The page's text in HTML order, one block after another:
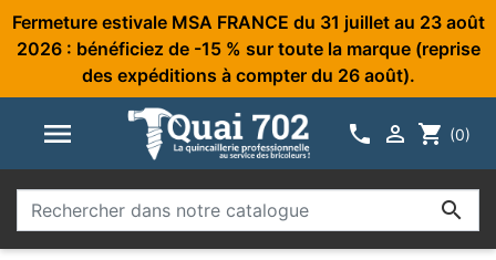
Fermeture estivale MSA FRANCE du 31 juillet au 23 août
2026 : bénéficiez de -15 % sur toute la marque (reprise
des expéditions à compter du 26 août).
   shopping_cart (0)
